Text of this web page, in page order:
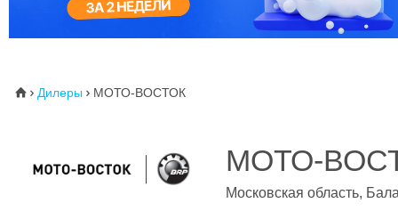
⌂  Дилеры  МОТО-ВОСТОК
МОТО-
Московская область,